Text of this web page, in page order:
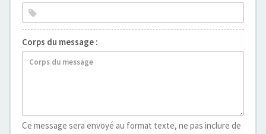
Corps du message :
Ce message sera envoyé au format texte, ne pas inclure de